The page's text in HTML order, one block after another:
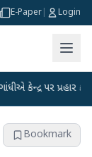
E-Paper Login
પર પ્રહાર કર્યા ●
Bookmark